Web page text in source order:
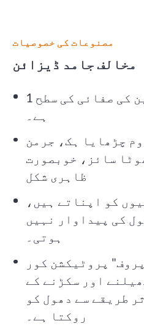
مصنوعات کی خصوصیات
مخالف جامد ڈیزائن
کرین کی صفائی کی سطح 1K تک پہنچ سکتی
ہے۔
چڑھایا ہک، جرمن
سائز، خوبصورت
ظاہری شکل
کو اپناتے ہیں،
کی پیداوار نہیں
ہوتی۔
پروٹیکشن کور
اور سکڑنے کے
طریقے سے دھول کو
روکتا ہے۔